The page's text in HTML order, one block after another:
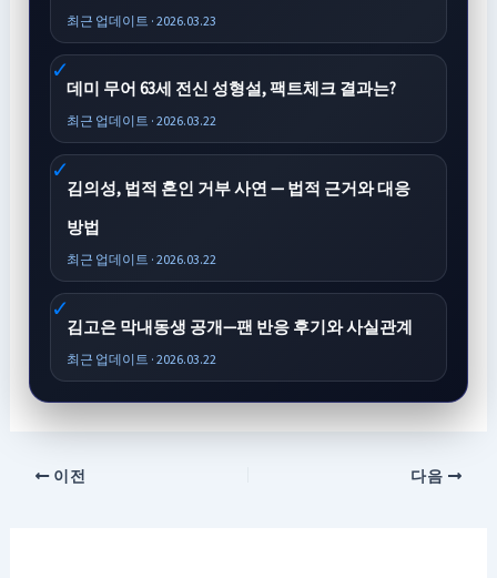
최근 업데이트 · 2026.03.23
데미 무어 63세 전신 성형설, 팩트체크 결과는?
최근 업데이트 · 2026.03.22
김의성, 법적 혼인 거부 사연 — 법적 근거와 대응
방법
최근 업데이트 · 2026.03.22
김고은 막내동생 공개—팬 반응 후기와 사실관계
최근 업데이트 · 2026.03.22
이전 다음